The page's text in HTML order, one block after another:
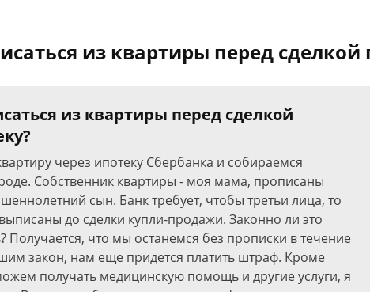
из квартиры перед сделкой
из квартиры перед сделкой
через ипотеку Сбербанка и собираемся
Собственник квартиры - моя мама, прописаны
сын. Банк требует, чтобы третьи лица, то
до сделки купли-продажи. Законно ли это
Получается, что мы останемся без прописки в течение
закон, нам еще придется платить штраф. Кроме
получать медицинскую помощь и другие услуги, я